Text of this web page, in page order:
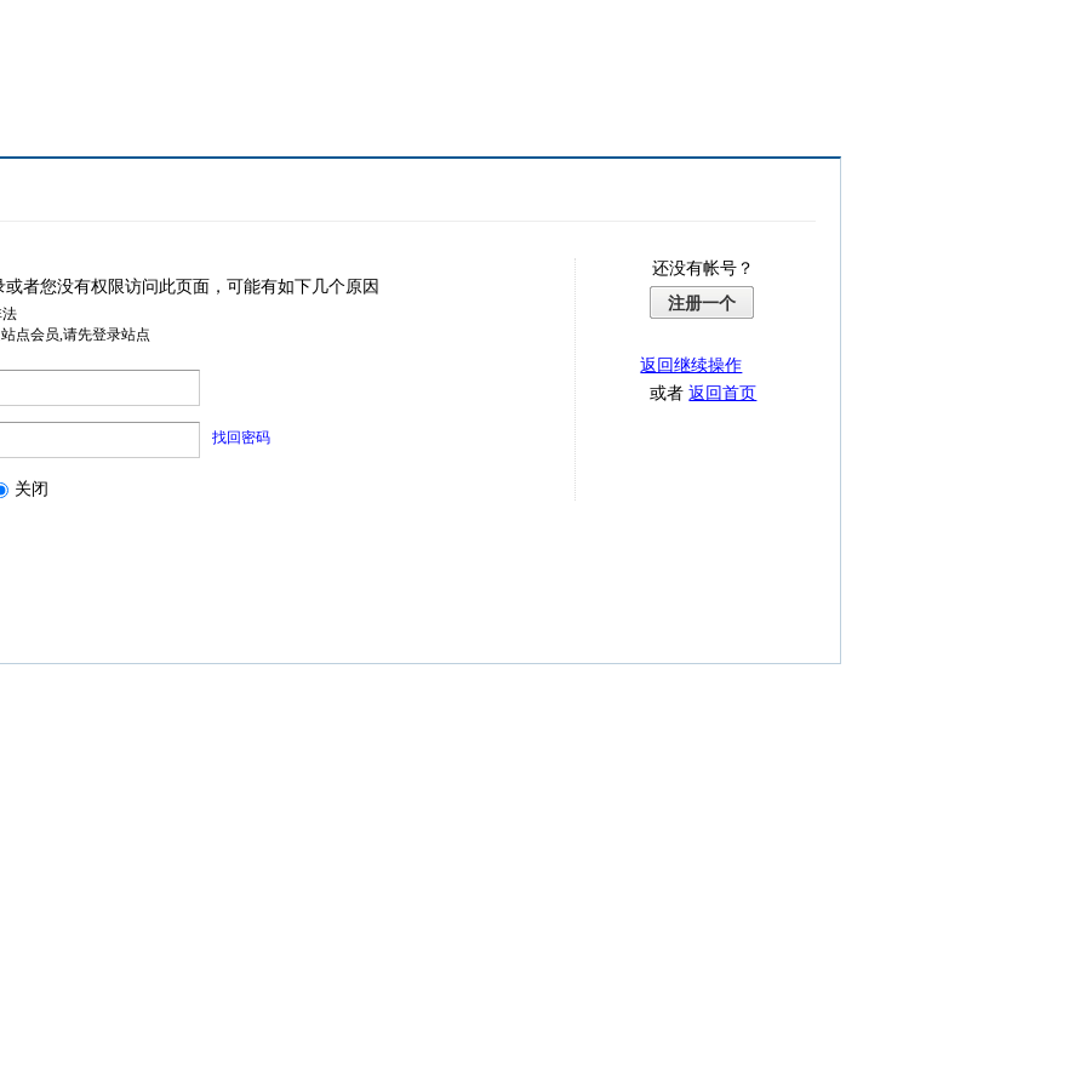
或者您没有权限访问此页面，可能有如下几个原因
点会员,请先登录站点
找回密码
关闭
还没有帐号？
注册一个
返回继续操作
或者返回首页